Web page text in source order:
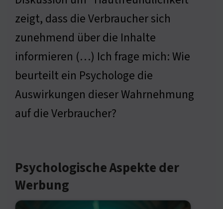
zeigt, dass die Verbraucher sich
zunehmend über die Inhalte
informieren (…) Ich frage mich: Wie
beurteilt ein Psychologe die
Auswirkungen dieser Wahrnehmung
auf die Verbraucher?
Psychologische Aspekte der
Werbung